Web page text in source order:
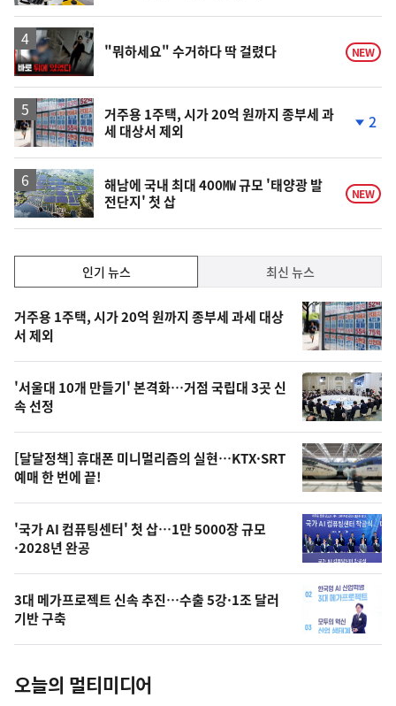
영
상
"뭐하세요" 수거하다 딱 걸렸다 NEW
거주용 1주택, 시가 20억 원까지 종부세 과
세 대상서 제외
계
락
2
해남에 국내 최대 400㎿ 규모 '태양광 발
전단지' 첫 삽
NEW
기,
최
신,
오
늘
의
영
상
오
늘
의
사
진
인기 뉴스 최신 뉴스
기
뉴
스
거주용 1주택, 시가 20억 원까지 종부세 과세 대상
서 제외
'서울대 10개 만들기' 본격화…거점 국립대 3곳 신
속 선정
[달달정책] 휴대폰 미니멀리즘의 실현…KTX·SRT
예매 한 번에 끝!
'국가 AI 컴퓨팅센터' 첫 삽…1만 5000장 규모
·2028년 완공
3대 메가프로젝트 신속 추진…수출 5강·1조 달러
기반 구축
오늘의 멀티미디어